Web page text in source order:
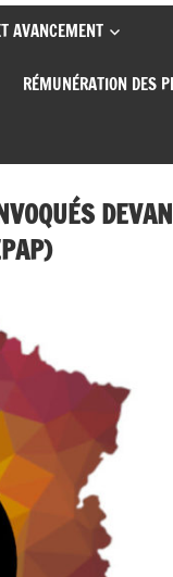
AVANCEMENT
RÉMUNÉRATION DES